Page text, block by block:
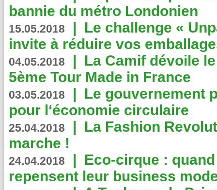
bannie du métro Londonien
15.05.2018 | Le challenge «
invite à réduire vos
04.05.2018 | La Camif dévoile
5ème Tour Made in France
03.05.2018 | Le gouvernement
pour l‘économie circulaire
25.04.2018 | La Fashion
marche !
24.04.2018 | Eco-cirque :
repensent leur business